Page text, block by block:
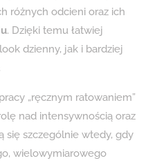
różnych odcieni oraz ich
. Dzięki temu łatwiej
dzienny, jak i bardziej
„ręcznym ratowaniem”
nad intensywnością oraz
się szczególnie wtedy, gdy
wielowymiarowego